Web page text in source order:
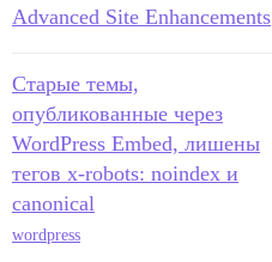
Advanced Site Enhancements
Старые темы,
опубликованные через
WordPress Embed, лишены
тегов x-robots: noindex и
canonical
wordpress